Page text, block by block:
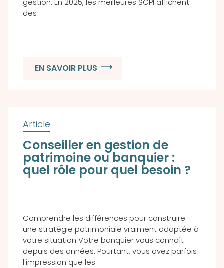
des
EN SAVOIR PLUS
Conseiller en gestion de
patrimoine ou banquier :
quel rôle pour quel besoin ?
Comprendre les différences pour construire
une stratégie patrimoniale vraiment adaptée à
votre situation Votre banquier vous connaît
depuis des années. Pourtant, vous avez parfois
l’impression que les